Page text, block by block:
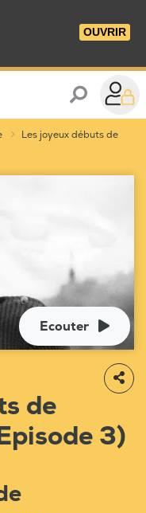
OUVRIR
Les joyeux débuts de
Ecouter
de
3)